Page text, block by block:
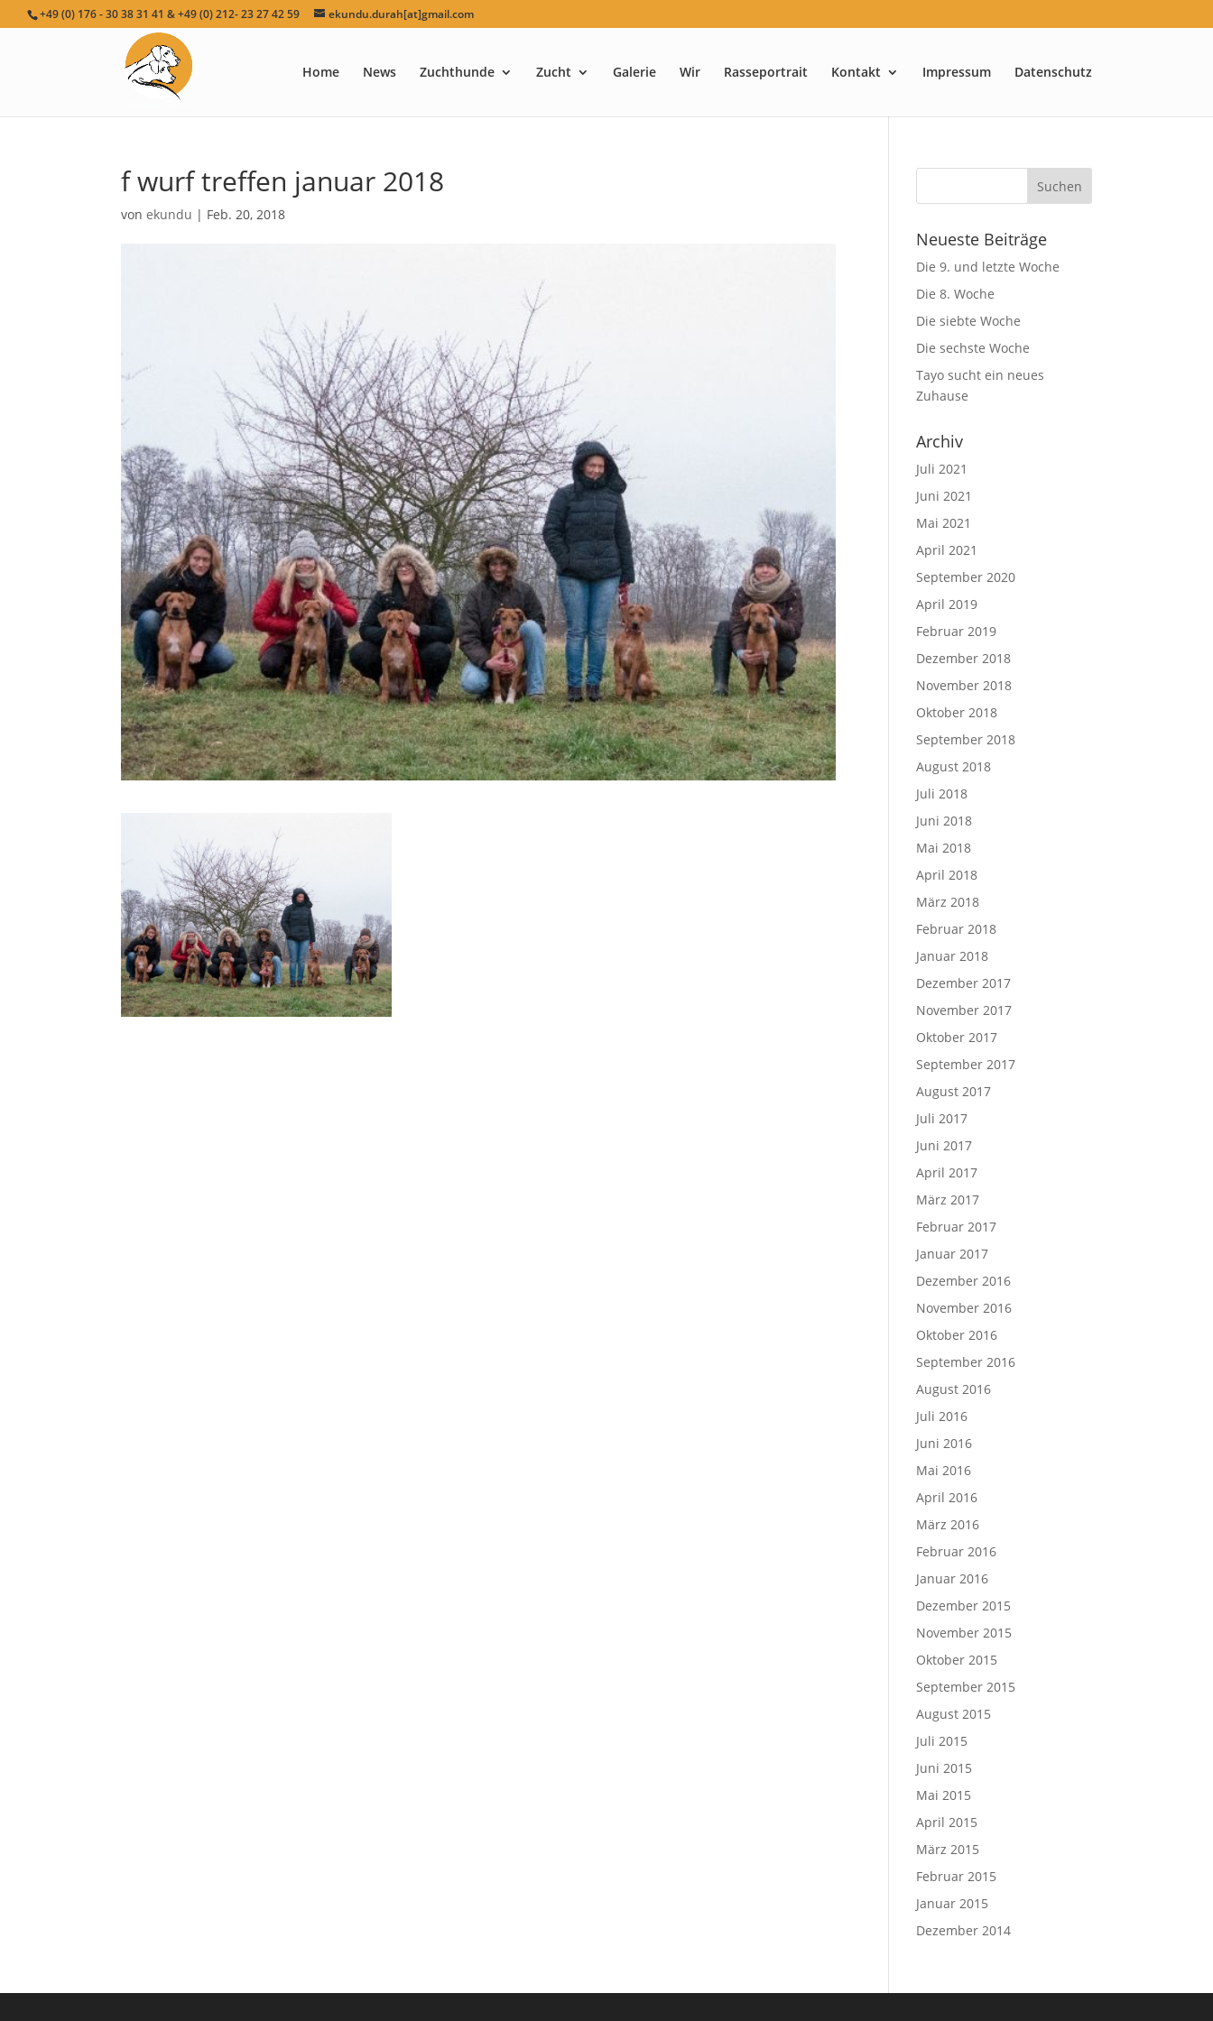
+49 (0) 176 - 30 38 31 41 & +49 (0) 212- 23 27 42 59 ekundu.durah[at]gmail.com
Home News Zuchthunde Zucht Galerie Wir Rasseportrait Kontakt Impressum Datenschutz
f wurf treffen januar 2018
vonekundu | Feb. 20, 2018
Neueste Beiträge
Die 9. und letzte Woche
Die 8. Woche
Die siebte Woche
Die sechste Woche
Tayo sucht ein neues
Zuhause
Archiv
Juli 2021
Juni 2021
Mai 2021
April 2021
September 2020
April 2019
Februar 2019
Dezember 2018
November 2018
Oktober 2018
September 2018
August 2018
Juli 2018
Juni 2018
Mai 2018
April 2018
März 2018
Februar 2018
Januar 2018
Dezember 2017
November 2017
Oktober 2017
September 2017
August 2017
Juli 2017
Juni 2017
April 2017
März 2017
Februar 2017
Januar 2017
Dezember 2016
November 2016
Oktober 2016
September 2016
August 2016
Juli 2016
Juni 2016
Mai 2016
April 2016
März 2016
Februar 2016
Januar 2016
Dezember 2015
November 2015
Oktober 2015
September 2015
August 2015
Juli 2015
Juni 2015
Mai 2015
April 2015
März 2015
Februar 2015
Januar 2015
Dezember 2014